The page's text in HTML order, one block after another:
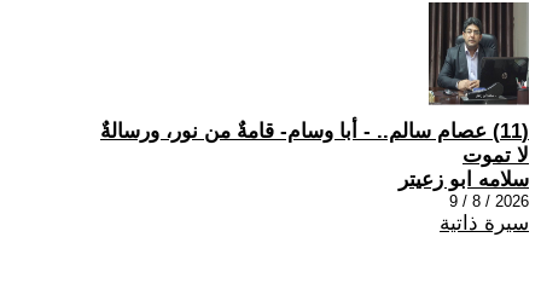
(11) عصام سالم.. - أبا وسام- قامةٌ من نور، ورسالةٌ
لا تموت
سلامه ابو زعيتر
2026 / 8 / 9
سيرة ذاتية